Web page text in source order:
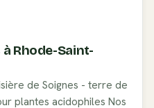
Rhode-Saint-
de Soignes - terre de
plantes acidophiles Nos